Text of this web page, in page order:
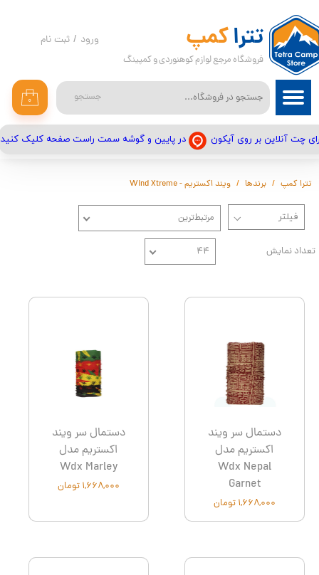
جستجو ۰
ورود / ثبت نام
حساب کاربری من
تغییر گذر واژه
سفارشات
خروج از حساب کاربری
چت آنلاین بر روی آیکون در پایین و گوشه سمت راست صفحه کلیک کنید
تتراکمپ
فروشگاه مرجع لوازم کوهنوردی و کمپینگ
تترا کمپ برندها ویند اکستریم - Wind Xtreme
مرتبط‌ترین
تعداد نمایش ۴۴
دستمال سر ویند
اکستریم مدل
Wdx Nepal
Garnet
۱,۶۶۸,۰۰۰ تومان
دستمال سر ویند
اکستریم مدل
Wdx Marley
۱,۶۶۸,۰۰۰ تومان